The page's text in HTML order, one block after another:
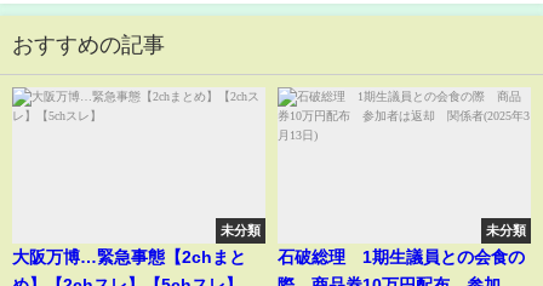
おすすめの記事
未分類
大阪万博…緊急事態【2chまと
未分類
石破総理 1期生議員との会食の